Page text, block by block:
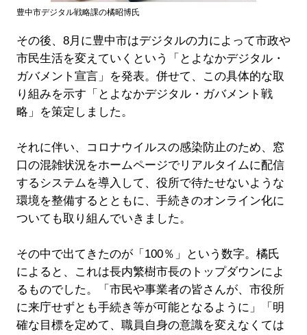
豊中市デジタル戦略課の橘昭博氏
その後、8月に豊中市はデジタルの力によって市政や
市民生活を変えていくという「とよなかデジタル・
ガバメント宣言」を発表。併せて、この具体的な取
り組みを示す「とよなかデジタル・ガバメント戦
略」を策定しました。
それに伴い、コロナウイルスの感染防止のため、窓
口の混雑状況をホームページでリアルタイムに配信
するシステムを導入して、役所で待たせないような
環境を整備するとともに、手続きのオンライン化に
ついても取り組んでいきました。
その中で出てきたのが「100％」という数字。橘氏
によると、これは長内繁樹市長のトップダウンによ
るものでした。「市民や事業者の皆さんが、市役所
に来庁せずとも手続き等が可能となるように」「明
確な目標を定めて、職員自身の意識を変えなくては